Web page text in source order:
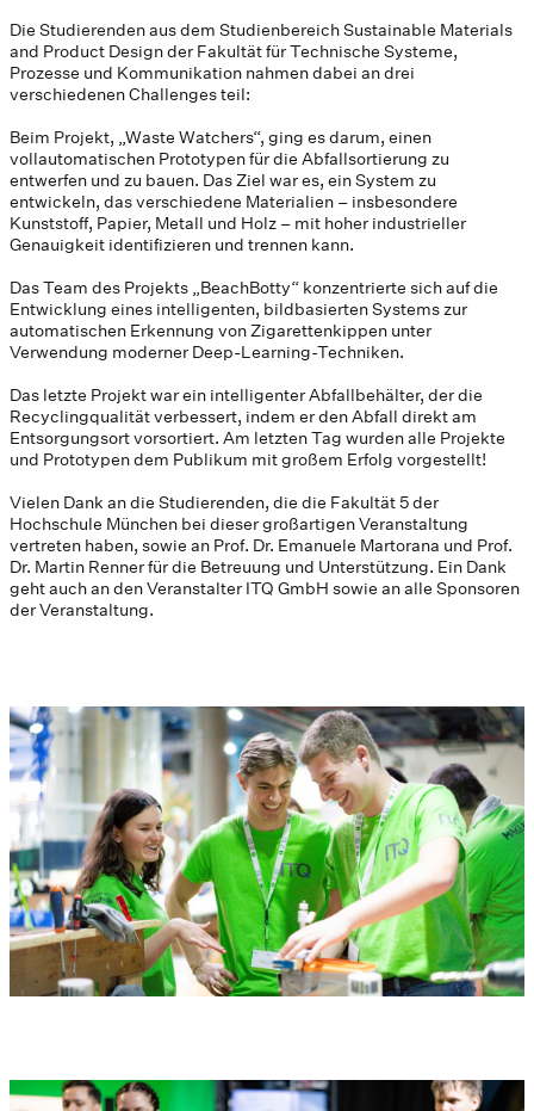
Die Studierenden aus dem Studienbereich Sustainable Materials
and Product Design der Fakultät für Technische Systeme,
Prozesse und Kommunikation nahmen dabei an drei
verschiedenen Challenges teil:
Beim Projekt, „Waste Watchers“, ging es darum, einen
vollautomatischen Prototypen für die Abfallsortierung zu
entwerfen und zu bauen. Das Ziel war es, ein System zu
entwickeln, das verschiedene Materialien – insbesondere
Kunststoff, Papier, Metall und Holz – mit hoher industrieller
Genauigkeit identifizieren und trennen kann.
Das Team des Projekts „BeachBotty“ konzentrierte sich auf die
Entwicklung eines intelligenten, bildbasierten Systems zur
automatischen Erkennung von Zigarettenkippen unter
Verwendung moderner Deep-Learning-Techniken.
Das letzte Projekt war ein intelligenter Abfallbehälter, der die
Recyclingqualität verbessert, indem er den Abfall direkt am
Entsorgungsort vorsortiert. Am letzten Tag wurden alle Projekte
und Prototypen dem Publikum mit großem Erfolg vorgestellt!
Vielen Dank an die Studierenden, die die Fakultät 5 der
Hochschule München bei dieser großartigen Veranstaltung
vertreten haben, sowie an Prof. Dr. Emanuele Martorana und Prof.
Dr. Martin Renner für die Betreuung und Unterstützung. Ein Dank
geht auch an den Veranstalter ITQ GmbH sowie an alle Sponsoren
der Veranstaltung.